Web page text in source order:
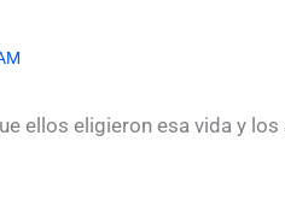
ellos eligieron esa vida y los